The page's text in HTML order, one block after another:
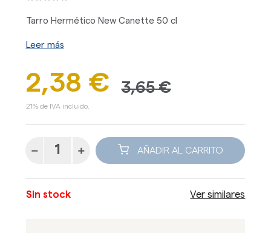
Tarro Hermético New Canette 50 cl
Leer más
2,38 € 3,65 €
21% de IVA incluido.
AÑADIR AL CARRITO
Sin stock Ver similares